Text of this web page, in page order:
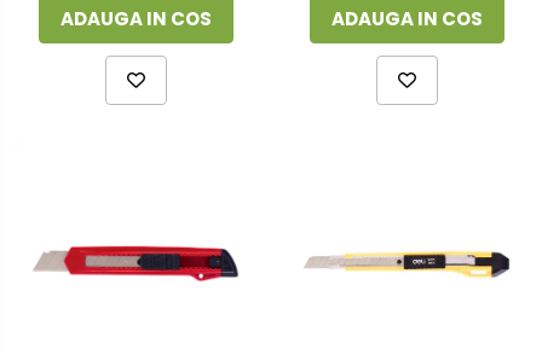
ADAUGA IN COS ADAUGA IN COS